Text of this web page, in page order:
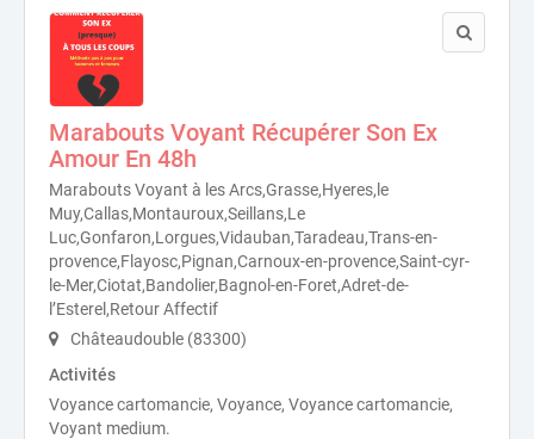
Marabouts Voyant Récupérer Son Ex
Amour En 48h
Marabouts Voyant à les Arcs,Grasse,Hyeres,le
Muy,Callas,Montauroux,Seillans,Le
Luc,Gonfaron,Lorgues,Vidauban,Taradeau,Trans-en-
provence,Flayosc,Pignan,Carnoux-en-provence,Saint-cyr-
le-Mer,Ciotat,Bandolier,Bagnol-en-Foret,Adret-de-
l’Esterel,Retour Affectif
Châteaudouble (83300)
Activités
Voyance cartomancie, Voyance, Voyance cartomancie,
Voyant medium.